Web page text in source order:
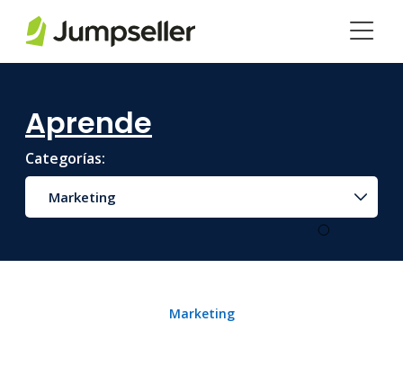
Aprende
Categorías:
Marketing
Marketing